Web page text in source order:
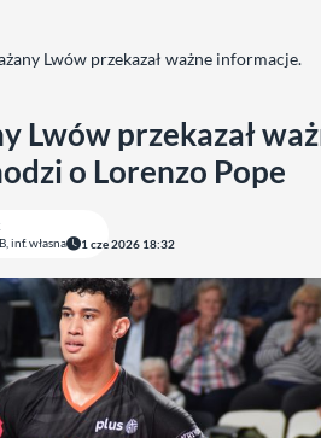
Lwów przekazał ważne informacje.
Lwów przekazał
o Lorenzo Pope
inf. własna 1 cze 2026 18:32